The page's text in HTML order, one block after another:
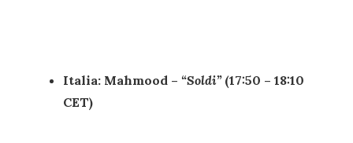
Italia: Mahmood – “Soldi”(17:50 – 18:10
CET)